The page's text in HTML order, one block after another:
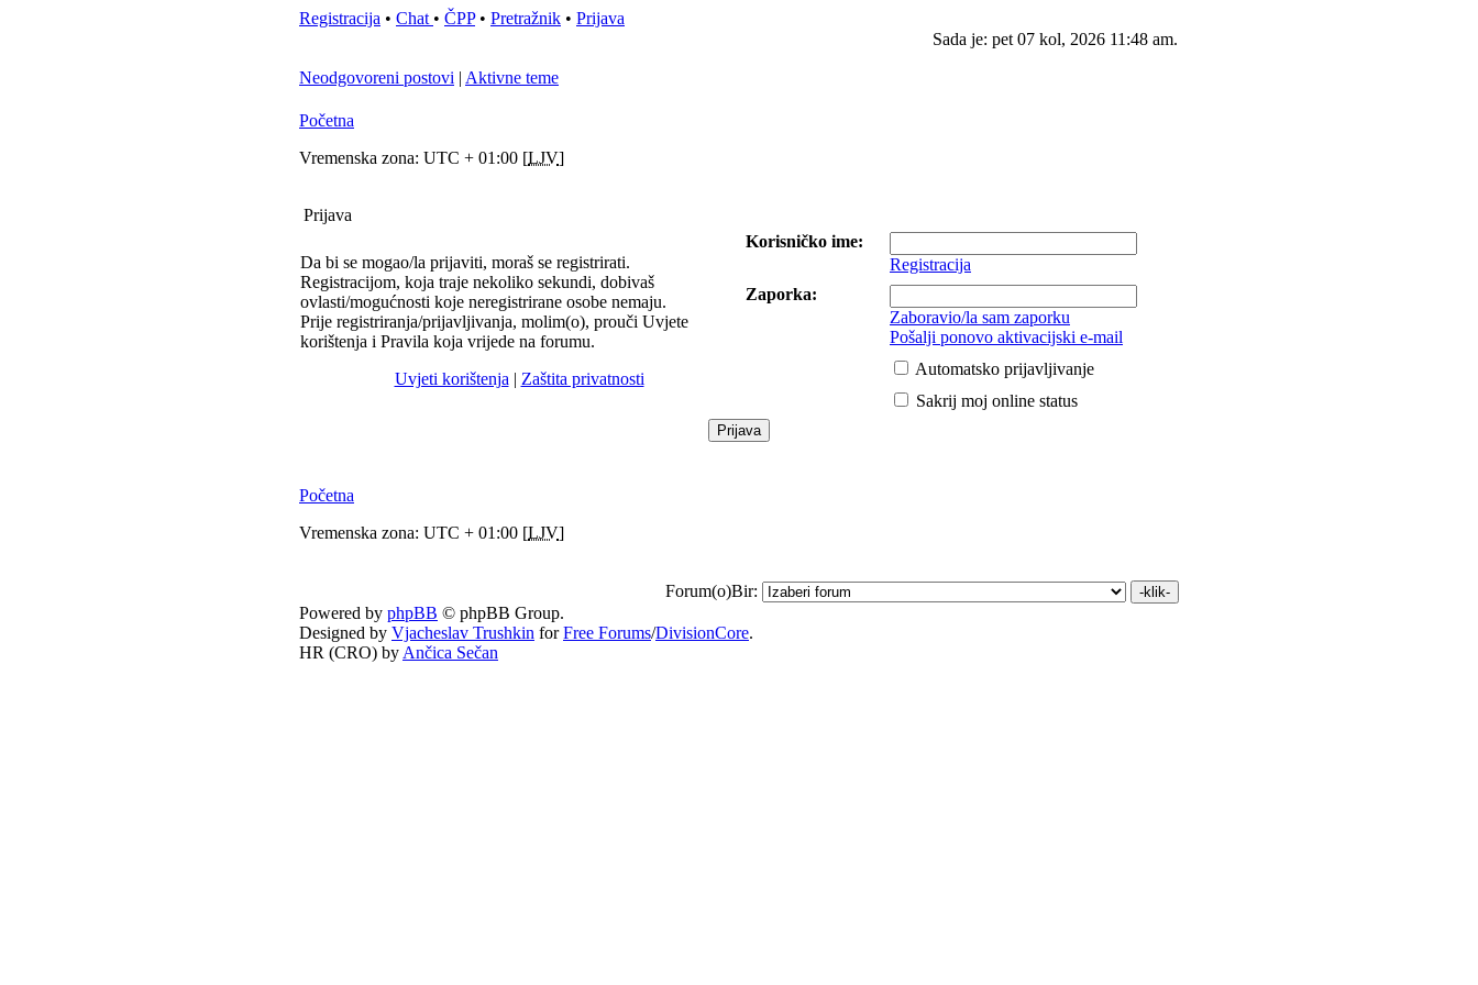
Registracija • Chat • ČPP• Pretražnik • Prijava
Sada je: pet 07 kol, 2026 11:48 am.
Neodgovoreni postovi | Aktivne teme
Početna
Vremenska zona: UTC + 01:00 [LJV]
Prijava
Da bi se mogao/la prijaviti, moraš se registrirati.
Registracijom, koja traje nekoliko sekundi, dobivaš
ovlasti/mogućnosti koje neregistrirane osobe nemaju.
Prije registriranja/prijavljivanja, molim(o), prouči Uvjete
korištenja i Pravila koja vrijede na forumu.
Uvjeti korištenja | Zaštita privatnosti
Korisničko ime:
Registracija
Zaporka:
Zaboravio/la sam zaporku
Pošalji ponovo aktivacijski e-mail
Automatsko prijavljivanje
Sakrij moj online status
Početna
Vremenska zona: UTC + 01:00 [LJV]
Forum(o)Bir:
Powered by phpBB © phpBB Group.
Designed by Vjacheslav Trushkin forFree Forums/DivisionCore.
HR (CRO) by Ančica Sečan